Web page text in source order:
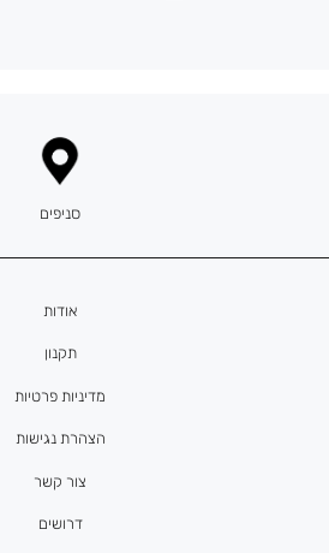
אודות
תקנון
מדיניות פרטיות
הצהרת נגישות
צור קשר
דרושים
סניפים